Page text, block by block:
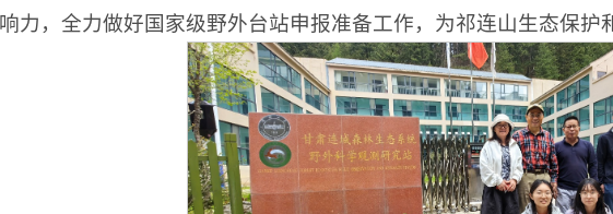
响力，全力做好国家级野外台站申报准备工作，为祁连山生态保护